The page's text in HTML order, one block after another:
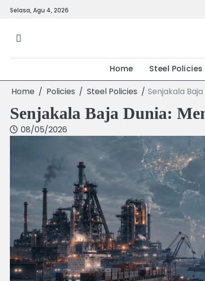
SkipSelasa, Agu 4, 2026
Home Steel Policies
Home Policies Steel Policies Senjakala
Senjakala Baja Dunia:
08/05/2026